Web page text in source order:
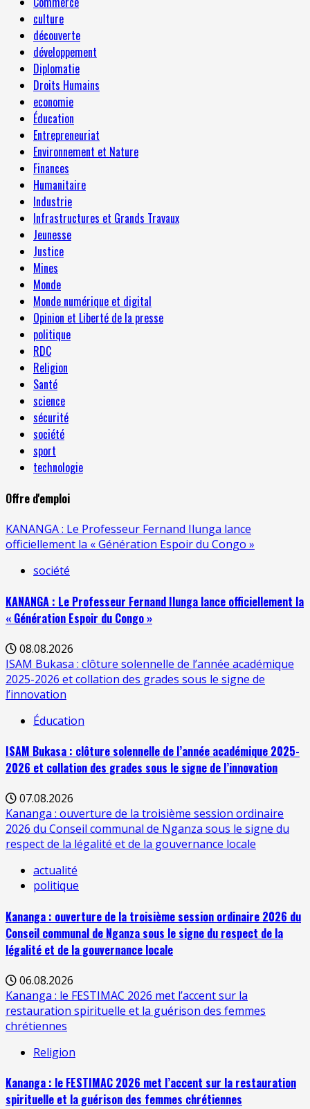
culture
découverte
développement
Diplomatie
Droits Humains
economie
Éducation
Entrepreneuriat
Environnement et Nature
Finances
Humanitaire
Industrie
Infrastructures et Grands Travaux
Jeunesse
Justice
Mines
Monde
Monde numérique et digital
Opinion et Liberté de la presse
politique
RDC
Religion
Santé
science
sécurité
société
sport
technologie
Offre d'emploi
KANANGA : Le Professeur Fernand Ilunga lance
officiellement la « Génération Espoir du Congo »
société
KANANGA : Le Professeur Fernand Ilunga lance officiellement la
« Génération Espoir du Congo »
08.08.2026
ISAM Bukasa : clôture solennelle de l’année académique
2025-2026 et collation des grades sous le signe de
l’innovation
Éducation
ISAM Bukasa : clôture solennelle de l’année académique 2025-
2026 et collation des grades sous le signe de l’innovation
07.08.2026
Kananga : ouverture de la troisième session ordinaire
2026 du Conseil communal de Nganza sous le signe du
respect de la légalité et de la gouvernance locale
actualité
politique
Kananga : ouverture de la troisième session ordinaire 2026 du
Conseil communal de Nganza sous le signe du respect de la
légalité et de la gouvernance locale
06.08.2026
Kananga : le FESTIMAC 2026 met l’accent sur la
restauration spirituelle et la guérison des femmes
chrétiennes
Religion
Kananga : le FESTIMAC 2026 met l’accent sur la restauration
spirituelle et la guérison des femmes chrétiennes